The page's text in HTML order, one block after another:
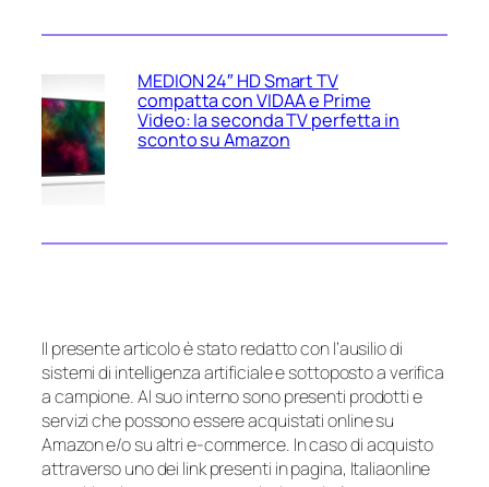
MEDION 24″ HD Smart TV
compatta con VIDAA e Prime
Video: la seconda TV perfetta in
sconto su Amazon
Il presente articolo è stato redatto con l’ausilio di
sistemi di intelligenza artificiale e sottoposto a verifica
a campione. Al suo interno sono presenti prodotti e
servizi che possono essere acquistati online su
Amazon e/o su altri e-commerce. In caso di acquisto
attraverso uno dei link presenti in pagina, Italiaonline